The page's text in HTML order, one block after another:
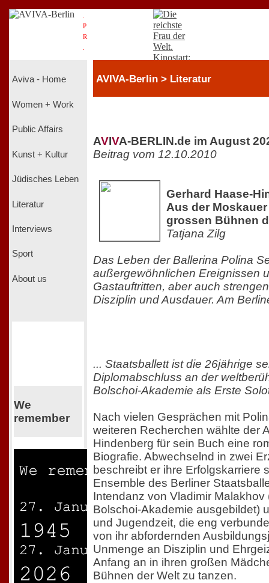
P
R
Aviva - Home
Women + Work
Public Affairs
Kunst + Kultur
Jüdisches Leben
Literatur
Interviews
Sport
About us
We
remember
AVIVA-Berlin > Literatur
AVIVA-BERLIN.de im August
Beitrag vom 12.10.2010
Gerhard Haase-
Aus der
grossen Bühnen
Tatjana Zilg
Das Leben der Ballerina Polina
außergewöhnlichen Ereignissen
Gastauftritten, aber auch
Disziplin und Ausdauer. Am
... Staatsballett ist die 26jährige
Diplomabschluss an der
Bolschoi-Akademie als Erste
Nach vielen Gesprächen mit
weiteren Recherchen wählte der
Hindenberg für sein Buch eine
Biografie. Abwechselnd in zwei
beschreibt er ihre Erfolgskarriere
Ensemble des Berliner
Intendanz von Vladimir Malakhov
Bolschoi-Akademie ausgebildet)
und Jugendzeit, die eng
von ihr abfordernden
Unmenge an Disziplin und
Anfang an in ihren großen
Bühnen der Welt zu tanzen.